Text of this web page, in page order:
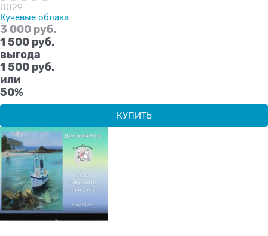
0029
Кучевые облака
3 000 руб.
1 500 руб.
выгода
1 500 руб.
или
50%
КУПИТЬ